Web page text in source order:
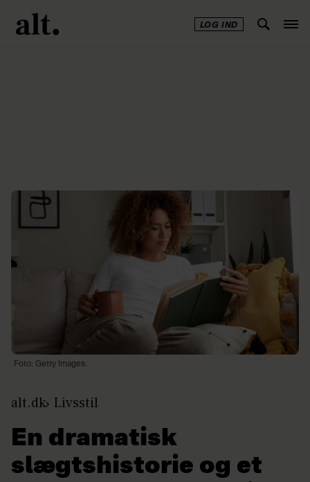
LOG IND
Foto: Getty Images.
alt.dk Livsstil
En dramatisk
slægtshistorie og et